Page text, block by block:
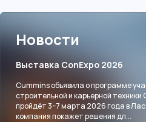
Новости
Выставка ConExpo 2026
Cummins объявила о программе
строительной и карьерной
пройдёт 3–7 марта 2026 года в
компания покажет решения дл...